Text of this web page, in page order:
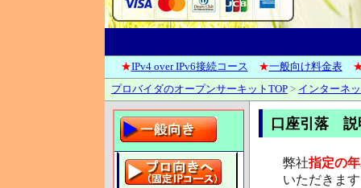
★IPv4 over IPv6接続コース ★一般向け料金表
プロバイダのオープンサーキットTOP > インターネ
口座引落
弊社指定の
いただきま